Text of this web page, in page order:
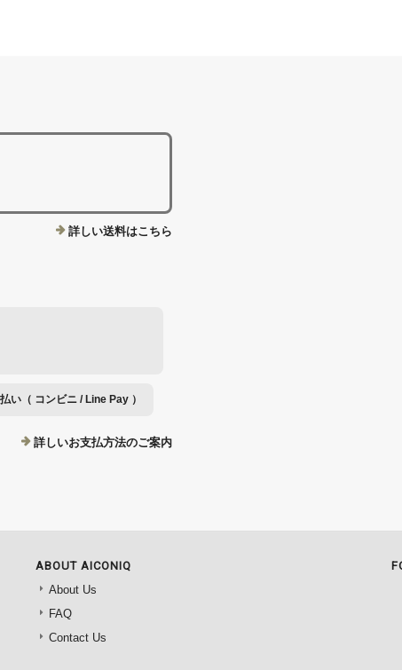
詳しい送料はこちら
い（ コンビニ / Line Pay ）
詳しいお支払方法のご案内
ABOUT AICONIQ
About Us
FAQ
Contact Us